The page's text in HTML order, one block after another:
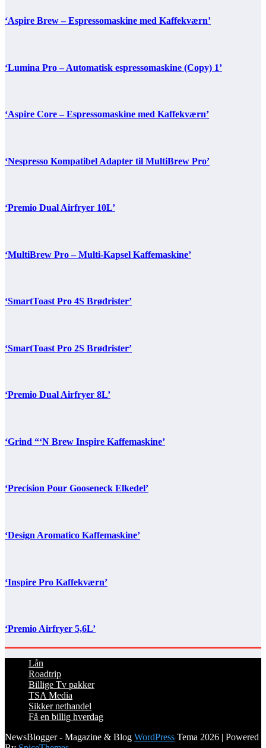
‘Aspire Brew – Espressomaskine med Kaffekværn’
‘Lumina Pro – Automatisk espressomaskine (Copy) 1’
‘Aspire Core – Espressomaskine med Kaffekværn’
‘Nespresso Kompatibel Adapter til MultiBrew Pro’
‘Premio Dual Airfryer 10L’
‘MultiBrew Pro – Multi-Kapsel Kaffemaskine’
‘SmartToast Pro 4S Brødrister’
‘SmartToast Pro 2S Brødrister’
‘Premio Dual Airfryer 8L’
‘Grind “‘N Brew Inspire Kaffemaskine’
‘Precision Pour Gooseneck Elkedel’
‘Design Aromatico Kaffemaskine’
‘Inspire Pro Kaffekværn’
‘Premio Airfryer 5,6L’
Lån
Roadtrip
Billige Tv pakker
TSA Media
Sikker nethandel
Få en billig hverdag
NewsBlogger - Magazine & Blog WordPress Tema 2026 | Powered